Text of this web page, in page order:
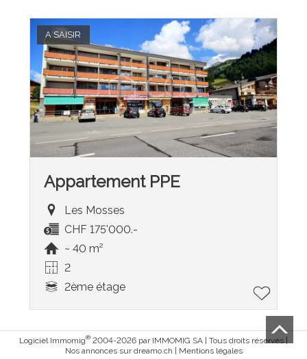
A SAISIR
Appartement PPE
Les Mosses
CHF 175'000.-
~ 40 m²
2
2ème étage
Logiciel Immomig® 2004-2026 par IMMOMIG SA | Tous droits réservés |
Nos annonces surdreamo.ch | Mentions légales